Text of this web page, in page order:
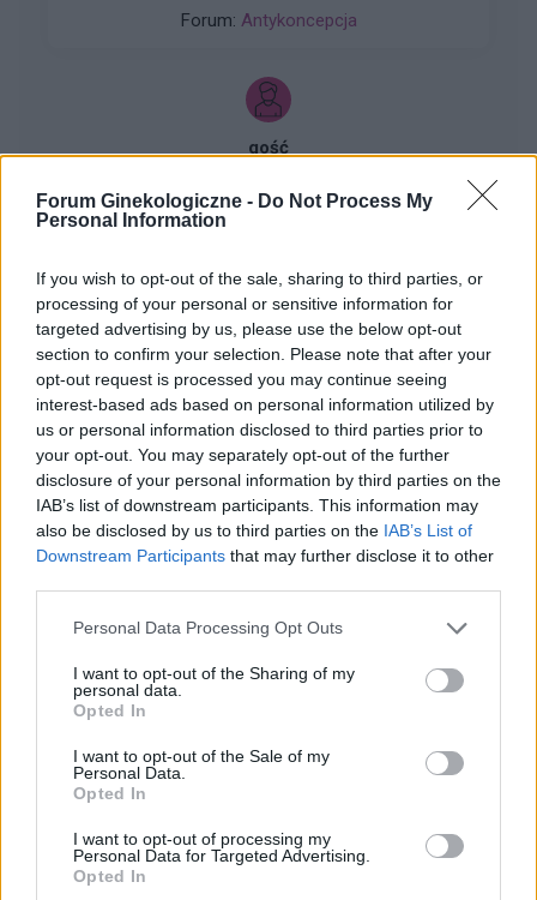
Forum Ginekologiczne - Do Not Process My
Personal Information
If you wish to opt-out of the sale, sharing to third parties, or
processing of your personal or sensitive information for
targeted advertising by us, please use the below opt-out
section to confirm your selection. Please note that after your
opt-out request is processed you may continue seeing
interest-based ads based on personal information utilized by
us or personal information disclosed to third parties prior to
your opt-out. You may separately opt-out of the further
disclosure of your personal information by third parties on the
IAB’s list of downstream participants. This information may
also be disclosed by us to third parties on the IAB’s List of
Downstream Participants that may further disclose it to other
Personal Data Processing Opt Outs
I want to opt-out of the Sharing of my
personal data.
Opted In
I want to opt-out of the Sale of my
Personal Data.
Opted In
I want to opt-out of processing my
Personal Data for Targeted Advertising.
Opted In
nowe opakowanie tabletek pierwsza wzięłam
a we wtorek jak się zorientowałam to wzięłam
dwie. Moje pytanie brzmi jakie jest ryzyko ciąży
stosunek z czwartku.
Forum: Antykoncepcja
gość
Tabletka dzień po
dni przed owulacja? Czy w takim wypadku
zadziała tabletka dzień po? Partner nie ma
pewności czy z prezerwatywy coś się nie
dostało Pozdrawiam
Forum: Ginekologia - specjalista radzi, dla
pacjentki
gość
Wysypka
postanowiłam tam zerknąć i sytuacja wygląda
może być?
pacjentki
Dziwne plamienia